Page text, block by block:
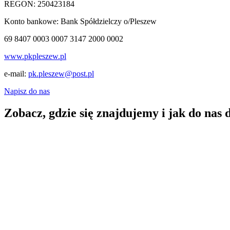
REGON: 250423184
Konto bankowe: Bank Spółdzielczy o/Pleszew
69 8407 0003 0007 3147 2000 0002
www.pkpleszew.pl
e-mail: pk.pleszew@post.pl
Napisz do nas
Zobacz, gdzie się znajdujemy i jak do nas